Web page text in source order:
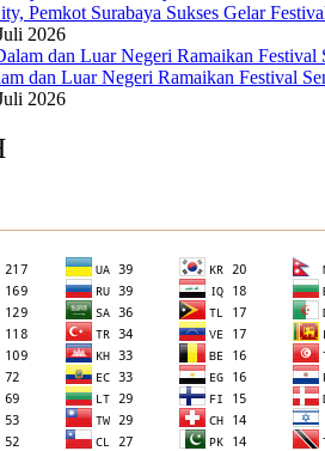
Pemkot Surabaya Sukses Gelar
2026
dan Luar Negeri Ramaikan Festival
2026